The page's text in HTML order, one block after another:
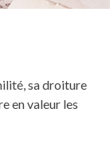
sa droiture
en valeur les